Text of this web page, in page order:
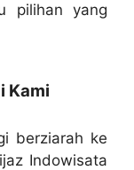
pilihan yang
Kami
berziarah ke
Indowisata